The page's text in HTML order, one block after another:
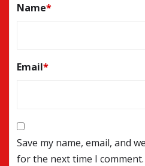
Name*
Email*
Save my name, email, and
for the next time I comment.